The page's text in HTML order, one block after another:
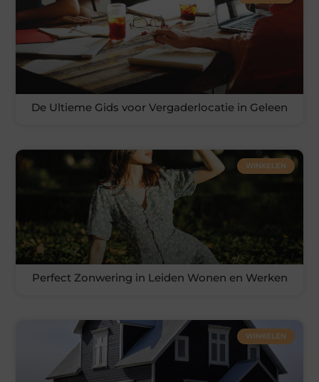
De Ultieme Gids voor Vergaderlocatie in Geleen
WINKELEN
Perfect Zonwering in Leiden Wonen en Werken
WINKELEN